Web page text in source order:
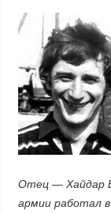
Отец — Хайдар
армии работал в